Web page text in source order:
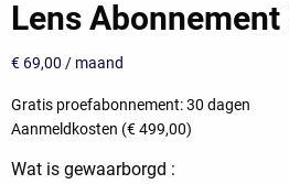
Lens Abonnement
€ 69,00 / maand
Gratis proefabonnement: 30 dagen
Aanmeldkosten (€499,00)
Wat is gewaarborgd :